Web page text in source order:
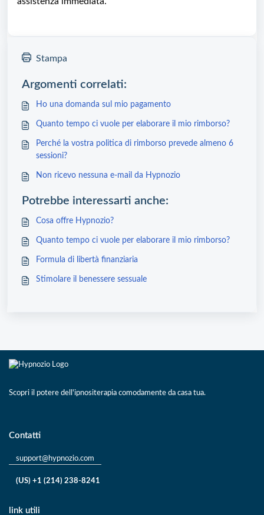
Stampa
Argomenti correlati:
Ho una domanda sul mio pagamento
Quanto tempo ci vuole per elaborare il mio rimborso?
Perché la vostra politica di rimborso prevede almeno 6
sessioni?
Non ricevo nessuna e-mail da Hypnozio
Potrebbe interessarti anche:
Cosa offre Hypnozio?
Quanto tempo ci vuole per elaborare il mio rimborso?
Formula di libertà finanziaria
Stimolare il benessere sessuale
Scopri il potere dell'ipnositerapia comodamente da casa tua.
Contatti
support@hypnozio.com
(US) +1 (214) 238-8241
link utili